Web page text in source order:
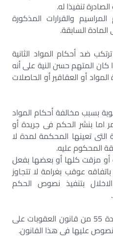
تنفيذا له.
والقرارات المذكورة
السابقة.
ترتكب ضد أحكام المواد الثانية
كان المتهم حسن النية على أنه
أو العقاقير أو الحاصلات
بسبب مخالفة أحكام المواد
اما بنشر الحكم فى جريدة أو
تعينها المحكمة لمدة لا
المحكوم عليه.
أو مزقت كلها أو بعضها بفعل
عوقب بغرامة لا تتجاوز
بتنفيذ نصوص الحكم
لا تطبق أحكام المادة 55 من قانون العقوبات على
عليها فى هذا القانون.